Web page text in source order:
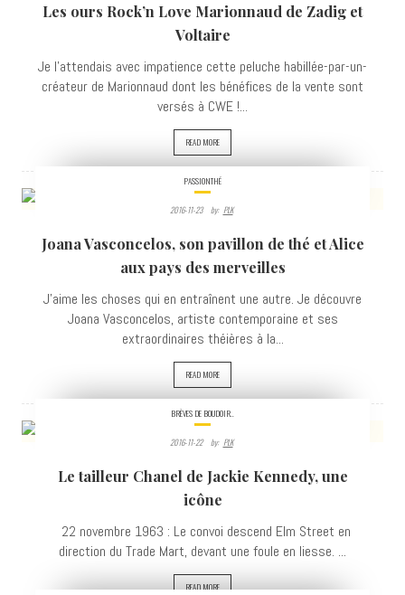
Les ours Rock’n Love Marionnaud de Zadig et
Voltaire
Je l'attendais avec impatience cette peluche habillée-par-un-
créateur de Marionnaud dont les bénéfices de la vente sont
versés à CWE !...
READ MORE
VIEWS
PASSIONTHÉ
2016-11-23 By: PLK
Joana Vasconcelos, son pavillon de thé et Alice
aux pays des merveilles
J'aime les choses qui en entraînent une autre. Je découvre
Joana Vasconcelos, artiste contemporaine et ses
extraordinaires théières à la...
READ MORE
BRÈVES DE BOUDOIR..
2016-11-22 By: PLK
Le tailleur Chanel de Jackie Kennedy, une
icône
22 novembre 1963 : Le convoi descend Elm Street en
direction du Trade Mart, devant une foule en liesse. ...
READ MORE